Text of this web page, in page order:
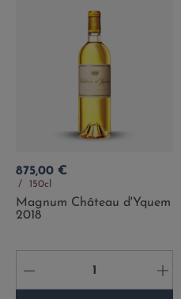
Prix
875,00 €
150cl
Magnum Château d'Yquem
2018
- +